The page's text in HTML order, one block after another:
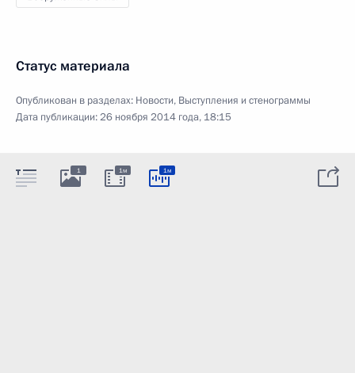
Статус материала
Опубликован в разделах: Новости, Выступления и стенограммы
Дата публикации:26 ноября 2014 года, 18:15
1 1м 1м